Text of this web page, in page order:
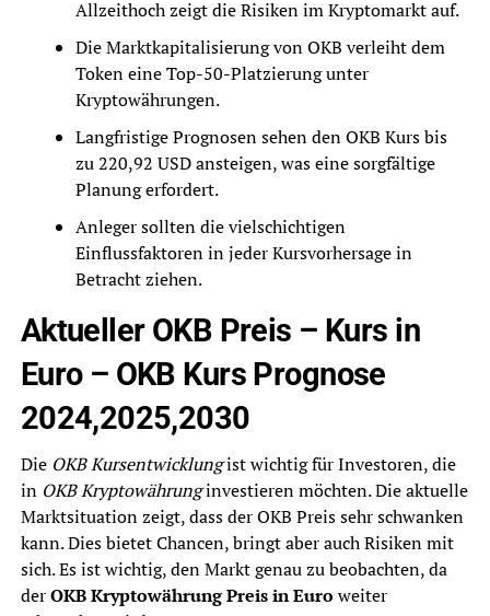
Allzeithoch zeigt die Risiken im Kryptomarkt auf.
Die Marktkapitalisierung von OKB verleiht dem
Token eine Top-50-Platzierung unter
Kryptowährungen.
Langfristige Prognosen sehen den OKB Kurs bis
zu 220,92 USD ansteigen, was eine sorgfältige
Planung erfordert.
Anleger sollten die vielschichtigen
Einflussfaktoren in jeder Kursvorhersage in
Betracht ziehen.
Aktueller OKB Preis – Kurs in
Euro – OKB Kurs Prognose
2024,2025,2030
Die OKB Kursentwicklungist wichtig für Investoren, die
in OKB Kryptowährunginvestieren möchten. Die aktuelle
Marktsituation zeigt, dass der OKB Preis sehr schwanken
kann. Dies bietet Chancen, bringt aber auch Risiken mit
sich. Es ist wichtig, den Markt genau zu beobachten, da
derOKB Kryptowährung Preis in Euro weiter